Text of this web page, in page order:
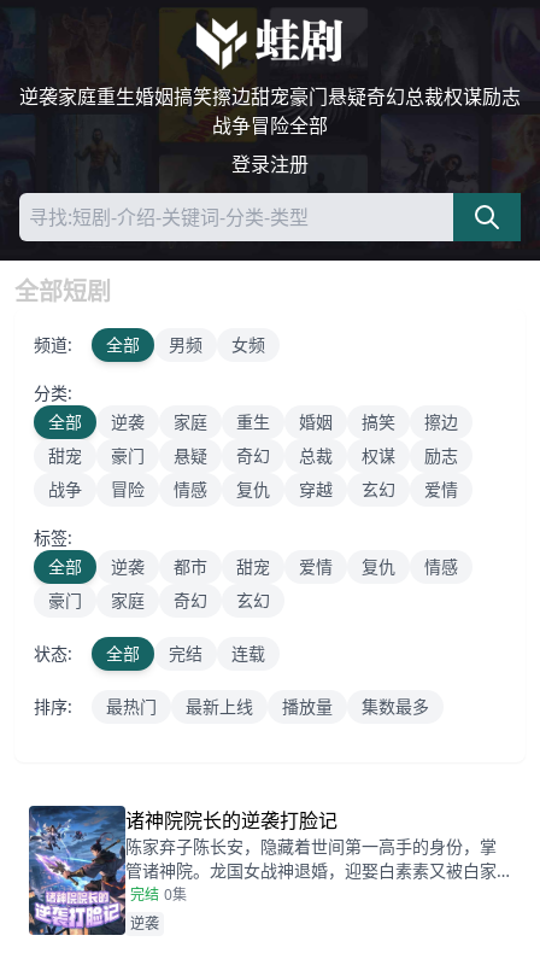
逆袭家庭重生婚姻搞笑擦边甜宠豪门悬疑奇幻总裁权谋励志
战争冒险全部
登录注册
全部短剧
频道: 全部 男频 女频
分类:
全部
逆袭 家庭 重生 婚姻 搞笑
擦边
甜宠
豪门 悬疑 奇幻 总裁 权谋
励志
战争
冒险 情感 复仇 穿越 玄幻 爱情
标签:
全部
逆袭 都市 甜宠 爱情 复仇
情感
豪门
家庭 奇幻 玄幻
状态: 全部 完结 连载
排序: 最热门 最新上线 播放量 集数最多
诸神院院长的逆袭打脸记
陈家弃子陈长安，隐藏着世间第一高手的身份，掌
管诸神院。龙国女战神退婚，迎娶白素素又被白家
人看不起。陈长安在这复杂的情感与家族矛盾中，
凭借自身实力，在退婚、婚约等纷争里，强势打
完结 0集
逆袭